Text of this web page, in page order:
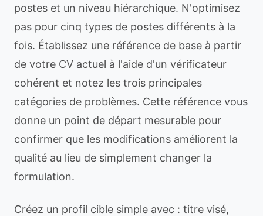
postes et un niveau hiérarchique. N'optimisez
pas pour cinq types de postes différents à la
fois. Établissez une référence de base à partir
de votre CV actuel à l'aide d'un vérificateur
cohérent et notez les trois principales
catégories de problèmes. Cette référence vous
donne un point de départ mesurable pour
confirmer que les modifications améliorent la
qualité au lieu de simplement changer la
formulation.
Créez un profil cible simple avec : titre visé,